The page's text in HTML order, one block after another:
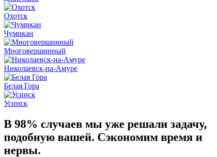
Охотск
Чумикан
Многовершинный
Николаевск-на-Амуре
Белая Гора
Усинск
В 98% случаев мы уже решали задачу,
подобную вашей. Сэкономим время и
нервы.